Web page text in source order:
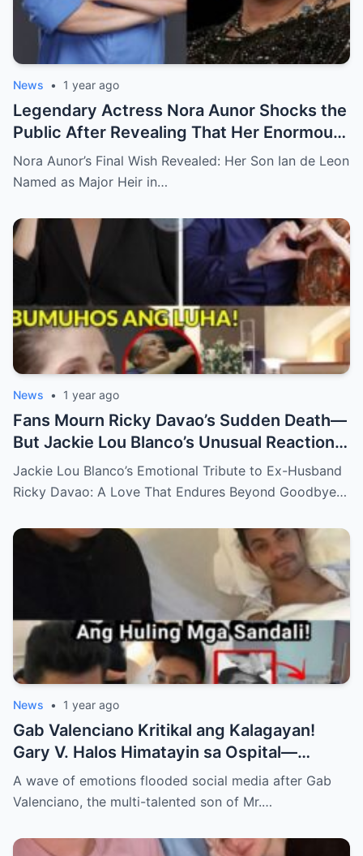
News • 1 year ago
Legendary Actress Nora Aunor Shocks the
Public After Revealing That Her Enormous
Wealth Will Go Entirely to Ian de Leon —
Here’s the Heartbreaking Reason Behind
Nora Aunor’s Final Wish Revealed: Her Son Ian de Leon
Named as Major Heir in…
News • 1 year ago
Fans Mourn Ricky Davao’s Sudden Death—
But Jackie Lou Blanco’s Unusual Reaction
Sparks Even More Questions
Jackie Lou Blanco’s Emotional Tribute to Ex-Husband
Ricky Davao: A Love That Endures Beyond Goodbye…
News • 1 year ago
Gab Valenciano Kritikal ang Kalagayan!
Gary V. Halos Himatayin sa Ospital—
Nakakaiyak ang Panalangin ng Pamilya
Habang Nasa Bingit ng Kamatayan ang
A wave of emotions flooded social media after Gab
Valenciano, the multi-talented son of Mr.…